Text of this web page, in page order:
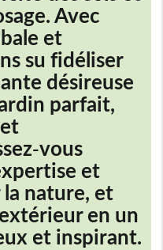
Avec
et
su fidéliser
désireuse
parfait,
vous
et
nature, et
en un
et inspirant.